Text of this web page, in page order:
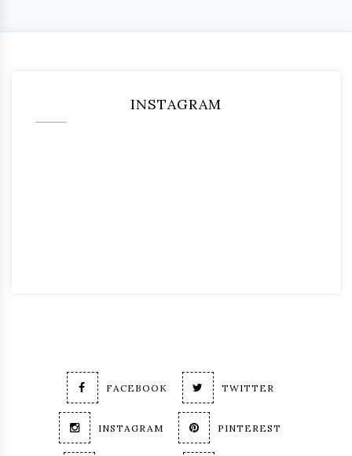
INSTAGRAM
FACEBOOK TWITTER
INSTAGRAM PINTEREST